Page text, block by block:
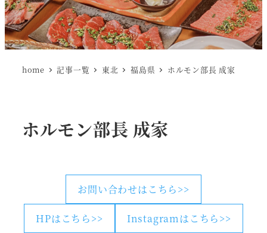
home 記事一覧 東北 福島県 ホルモン部長 成家
ホルモン部長 成家
お問い合わせはこちら>>
HPはこちら>> Instagramはこちら>>